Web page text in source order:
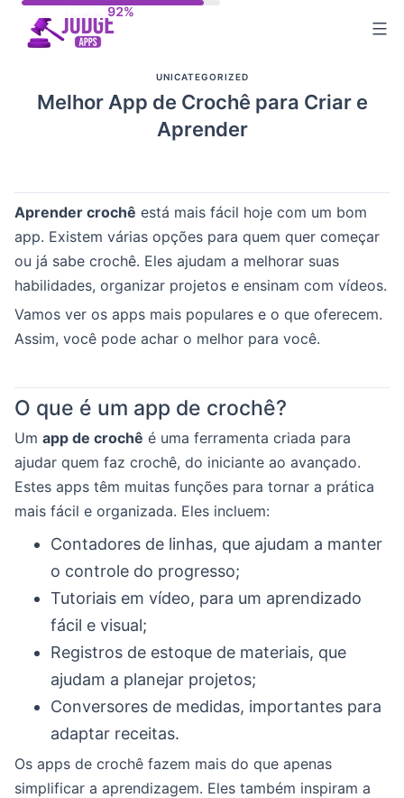
UNICATEGORIZED
Melhor App de Crochê para Criar e
Aprender
Aprender crochê está mais fácil hoje com um bom
app. Existem várias opções para quem quer começar
ou já sabe crochê. Eles ajudam a melhorar suas
habilidades, organizar projetos e ensinam com vídeos.
Vamos ver os apps mais populares e o que oferecem.
Assim, você pode achar o melhor para você.
O que é um app de crochê?
Um app de crochê é uma ferramenta criada para
ajudar quem faz crochê, do iniciante ao avançado.
Estes apps têm muitas funções para tornar a prática
mais fácil e organizada. Eles incluem:
Contadores de linhas, que ajudam a manter
o controle do progresso;
Tutoriais em vídeo, para um aprendizado
fácil e visual;
Registros de estoque de materiais, que
ajudam a planejar projetos;
Conversores de medidas, importantes para
adaptar receitas.
Os apps de crochê fazem mais do que apenas
simplificar a aprendizagem. Eles também inspiram a